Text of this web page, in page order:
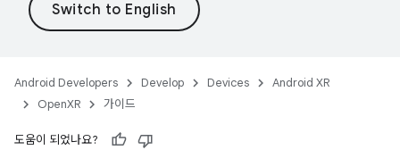
Android Developers Develop Devices
Android XR
OpenXR
가이드
도움이 되었나요?